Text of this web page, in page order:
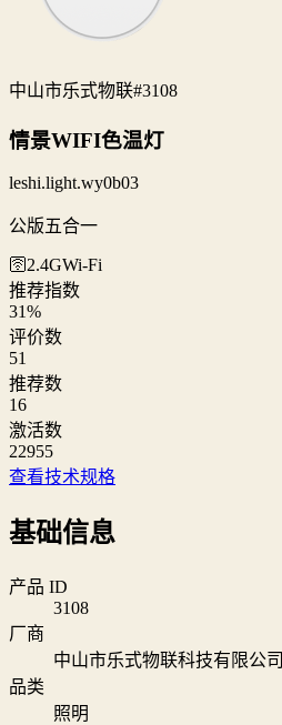
中山市乐式物联#3108
情景WIFI色温灯
leshi.light.wy0b03
公版五合一
🛜2.4GWi‑Fi
推荐指数
31%
评价数
51
推荐数
16
激活数
22955
查看技术规格
基础信息
产品 ID
3108
厂商
中山市乐式物联科技有限公司
品类
照明